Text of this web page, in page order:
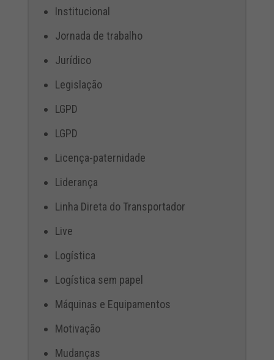
Institucional
Jornada de trabalho
Jurídico
Legislação
LGPD
LGPD
Licença-paternidade
Liderança
Linha Direta do Transportador
Live
Logística
Logística sem papel
Máquinas e Equipamentos
Motivação
Mudanças